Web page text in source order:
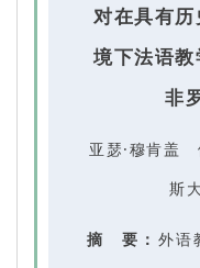
对在具有
境下法语
非
亚瑟·穆肯盖
斯
摘 要： 外语